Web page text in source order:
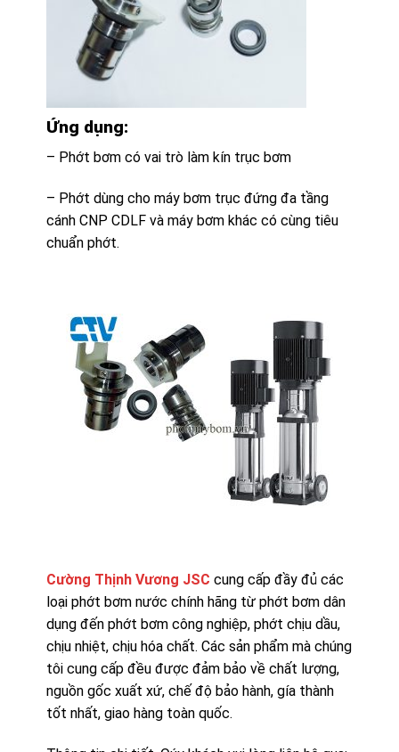
Ứng dụng:
– Phớt bơm có vai trò làm kín trục bơm
– Phớt dùng cho máy bơm trục đứng đa tầng
cánh CNP CDLF và máy bơm khác có cùng tiêu
chuẩn phớt.
Cường Thịnh Vương JSC cung cấp đầy đủ các
loại phớt bơm nước chính hãng từ phớt bơm dân
dụng đến phớt bơm công nghiệp, phớt chịu dầu,
chịu nhiệt, chịu hóa chất. Các sản phẩm mà chúng
tôi cung cấp đều được đảm bảo về chất lượng,
nguồn gốc xuất xứ, chế độ bảo hành, gía thành
tốt nhất, giao hàng toàn quốc.